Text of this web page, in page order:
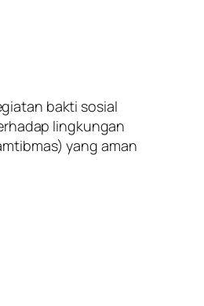
bakti sosial
lingkungan
yang aman